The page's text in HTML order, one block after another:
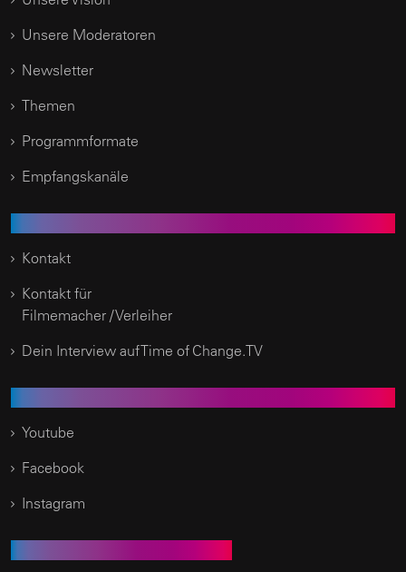
Unsere Moderatoren
Newsletter
Themen
Programmformate
Empfangskanäle
Kontakt
Kontakt für
Filmemacher / Verleiher
Dein Interview auf Time of Change.TV
Youtube
Facebook
Instagram